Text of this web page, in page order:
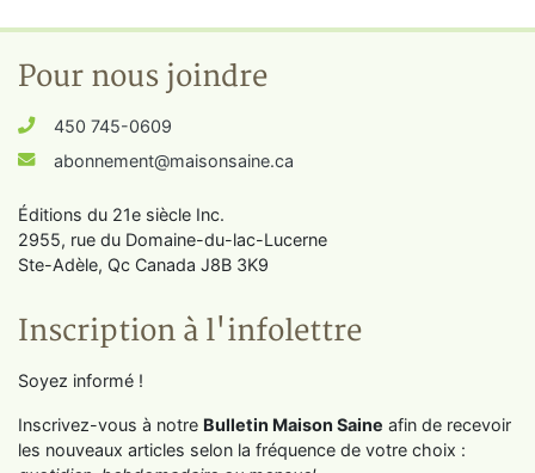
Pour nous joindre
450 745-0609
abonnement@maisonsaine.ca
Éditions du 21e siècle Inc.
2955, rue du Domaine-du-lac-Lucerne
Ste-Adèle, Qc Canada J8B 3K9
Inscription à l'infolettre
Soyez informé !
Inscrivez-vous à notre Bulletin Maison Saine afin de recevoir
les nouveaux articles selon la fréquence de votre choix :